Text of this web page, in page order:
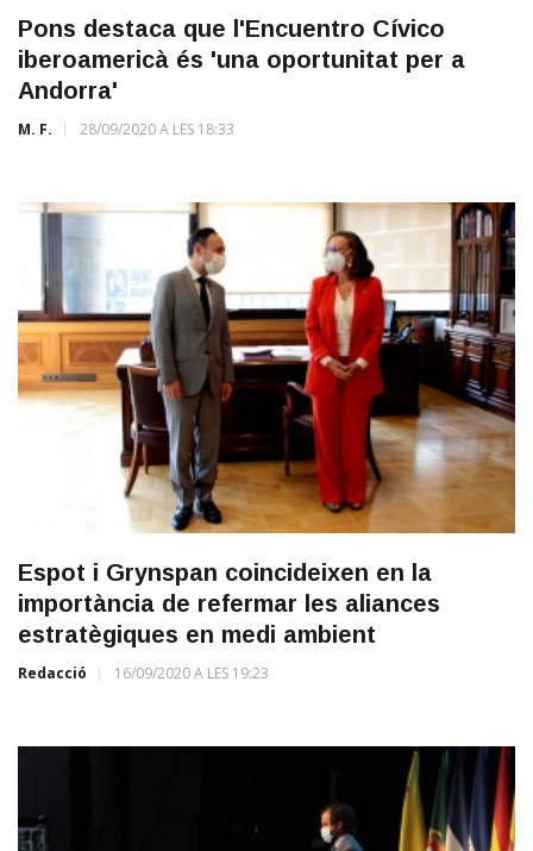
Pons destaca que l'Encuentro Cívico
iberoamericà és 'una oportunitat per a
Andorra'
M. F. 28/09/2020 A LES 18:33
Espot i Grynspan coincideixen en la
importància de refermar les aliances
estratègiques en medi ambient
Redacció 16/09/2020 A LES 19:23